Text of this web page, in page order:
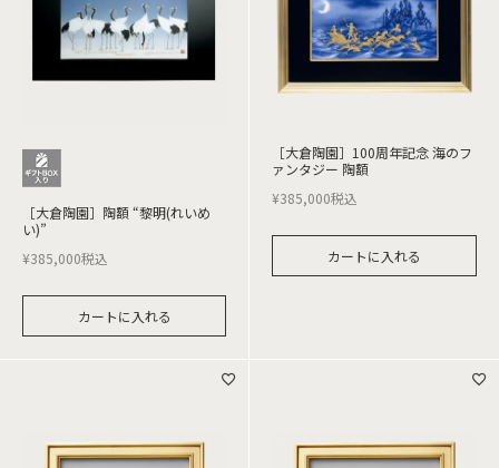
［大倉陶園］陶額 “黎明(れいめ
い)”
¥385,000税込
カートに入れる
［大倉陶園］100周年記念 海のフ
ァンタジー 陶額
¥385,000税込
カートに入れる